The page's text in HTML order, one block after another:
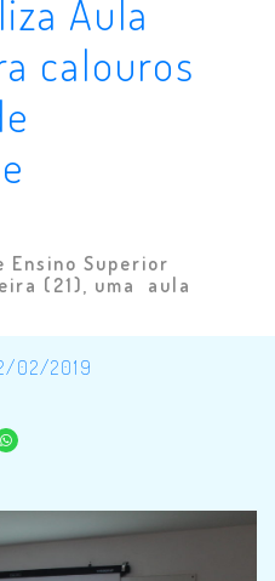
Aula
calouros
Superior
(21), uma aula
02/2019